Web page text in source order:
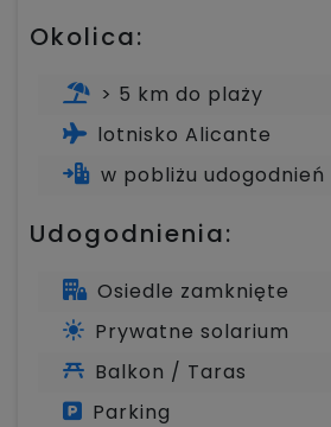
Okolica:
> 5 km do plaży
lotnisko Alicante
w pobliżu udogodnień
Udogodnienia:
Osiedle zamknięte
Prywatne solarium
Balkon / Taras
Parking